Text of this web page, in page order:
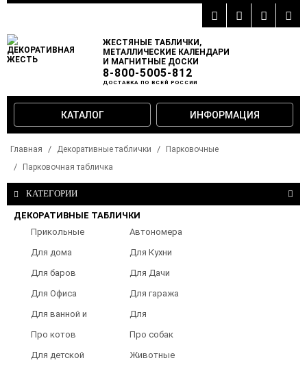
ЖЕСТЯНЫЕ ТАБЛИЧКИ,
МЕТАЛЛИЧЕСКИЕ КАЛЕНДАРИ
И МАГНИТНЫЕ ДОСКИ
8-800-5005-812
ДОСТАВКА ПО ВСЕЙ РОССИИ
КАТАЛОГ ИНФОРМАЦИЯ
Главная Декоративные таблички
Парковочные
Парковочная табличка
КАТЕГОРИИ
ДЕКОРАТИВНЫЕ ТАБЛИЧКИ
Прикольные
Автономера
Для дома
Для Кухни
Для баров
Для Дачи
Для Офиса
Для гаража
Для ванной и
Для
Про котов
Про собак
Для детской
Животные